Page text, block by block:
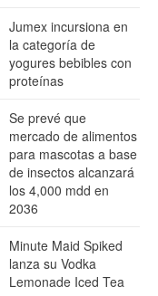
Jumex incursiona en
la categoría de
yogures bebibles con
proteínas
Se prevé que
mercado de alimentos
para mascotas a base
de insectos alcanzará
los 4,000 mdd en
2036
Minute Maid Spiked
lanza su Vodka
Lemonade Iced Tea